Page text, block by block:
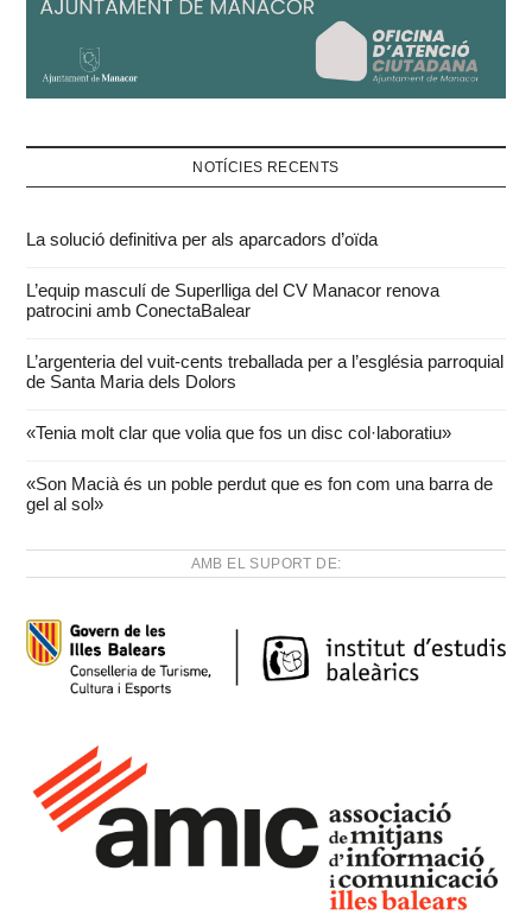
NOTÍCIES RECENTS
La solució definitiva per als aparcadors d’oïda
L’equip masculí de Superlliga del CV Manacor renova
patrocini amb ConectaBalear
L’argenteria del vuit-cents treballada per a l’església parroquial
de Santa Maria dels Dolors
«Tenia molt clar que volia que fos un disc col·laboratiu»
«Son Macià és un poble perdut que es fon com una barra de
gel al sol»
AMB EL SUPORT DE: